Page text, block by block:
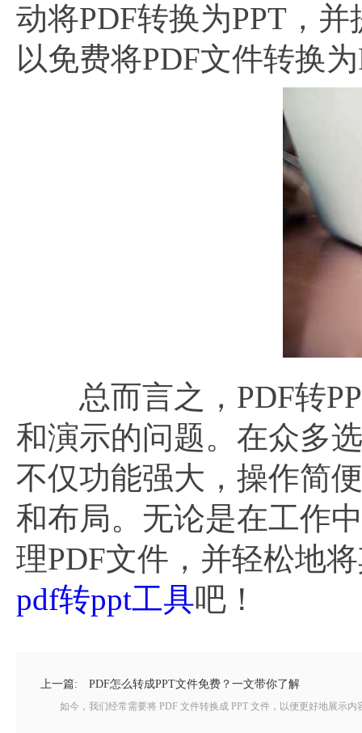
动将PDF转换为PPT，
以免费将PDF文件转换
总而言之，PDF转
和演示的问题。在众多
不仅功能强大，操作简
和布局。无论是在工作
理PDF文件，并轻松地
pdf转ppt工具吧！
上一篇: PDF怎么转成PPT文件免费？一文带你了解
如今，我们经常需要将 PDF 文件转换成 PPT 文件，以便更好地展示内